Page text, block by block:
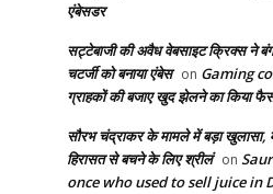
एंबेसडर
सट्टेबाजी की अवैध वेबसाइट क्रिक्स ने
चटर्जी को बनाया एंबेस on Gaming
ग्राहकों की बजाए खुद झेलने का किया
सौरभ चंद्राकर के मामले में बड़ा खुलासा,
हिरासत से बचने के लिए श्रीलं on
once who used to sell juice in